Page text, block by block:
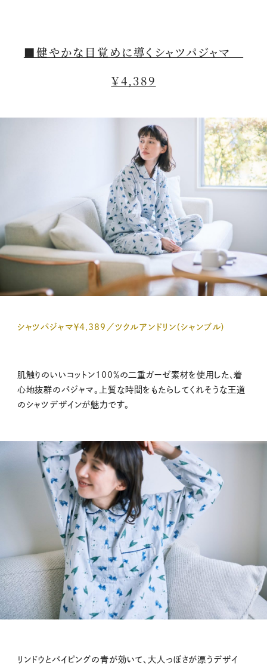
■健やかな目覚めに導くシャツパジャマ
￥4,389
シャツパジャマ￥4,389／ツクルアンドリン（シャンブル）
肌触りのいいコットン100％の二重ガーゼ素材を使用した、着
心地抜群のパジャマ。上質な時間をもたらしてくれそうな王道
のシャツデザインが魅力です。
リンドウとパイピングの青が効いて、大人っぽさが漂うデザイ